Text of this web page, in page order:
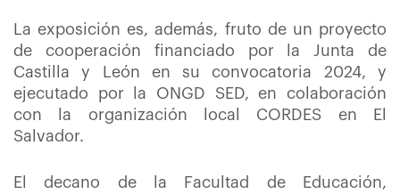
La exposición es, además, fruto de un proyecto
de cooperación financiado por la Junta de
Castilla y León en su convocatoria 2024, y
ejecutado por la ONGD SED, en colaboración
con la organización local CORDES en El
Salvador.
El decano de la Facultad de Educación,